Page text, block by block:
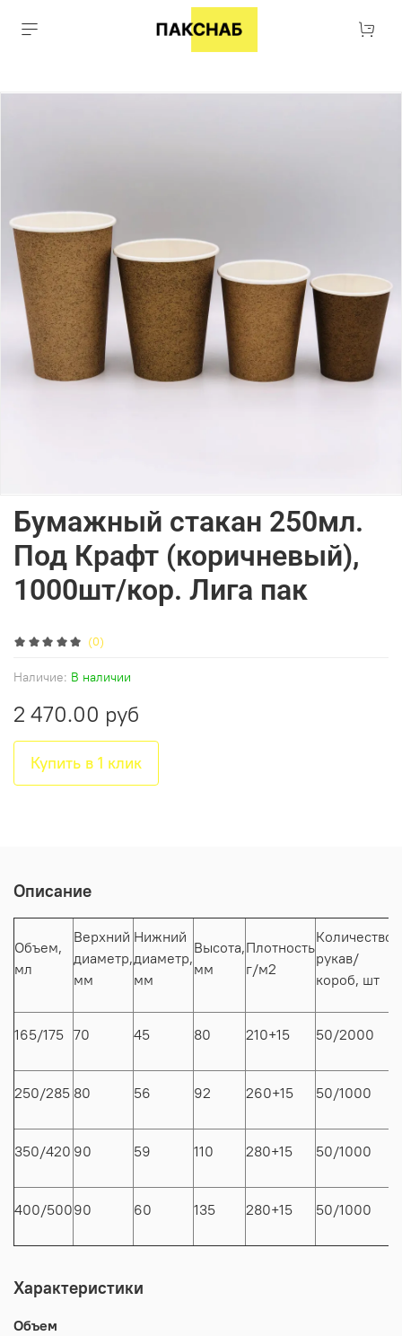
(0)
Наличие: В наличии
Бумажный стакан 250мл.
Под Крафт (коричневый),
1000шт/кор. Лига пак
2 470.00 руб
Купить в 1 клик
Описание
Объем,
мл
Верхний
диаметр,
мм
Нижний
диаметр,
мм
Высота,
мм
Плотность
г/м2
Количество
рукав/
короб, шт
165/175 70 45 80 210+15 50/2000
250/285 80 56 92 260+15 50/1000
350/420 90 59 110 280+15 50/1000
400/50090 60 135 280+15 50/1000
Характеристики
Объем